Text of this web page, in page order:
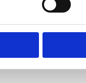
Udlændingenævnet